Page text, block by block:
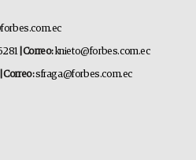
| Correo:knieto@forbes.com.ec
| Correo:sfraga@forbes.com.ec